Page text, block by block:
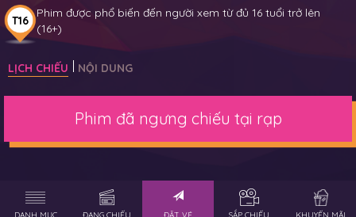
T16
Phim được phổ biến đến người xem từ đủ 16 tuổi trở lên
(16+)
LỊCH CHIẾU NỘI DUNG
Phim đã ngưng chiếu tại rạp